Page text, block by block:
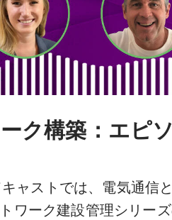
ク構築：エピ
ャストでは、電気通信
ワーク建設管理シリー